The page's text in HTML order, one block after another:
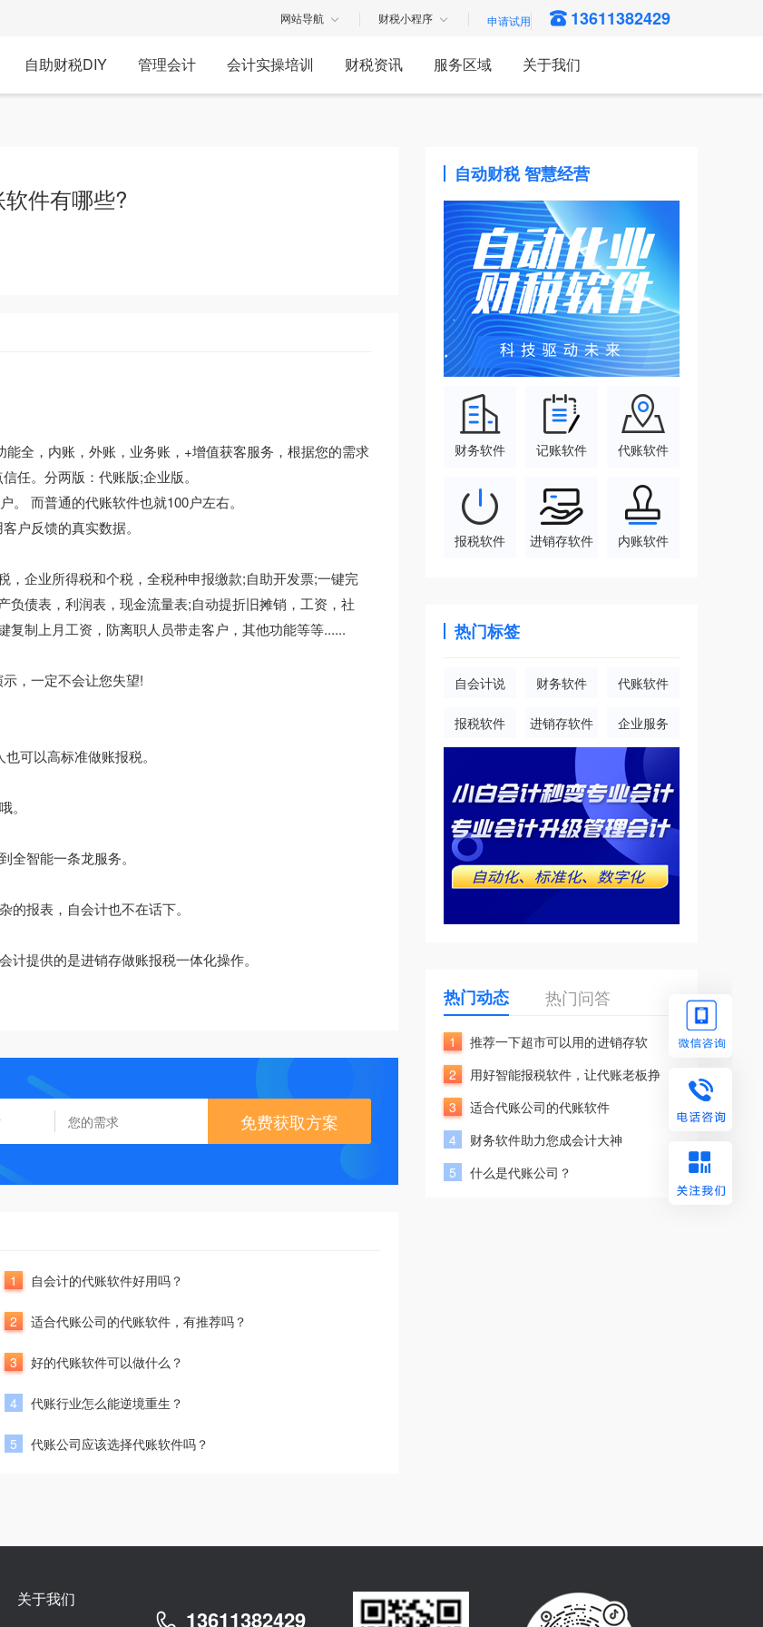
网站导航 财税小程序 13611382429
自助财税DIY 管理会计 会计实操培训 财税资讯 服务区域 关于我们
件有哪些?
全，内账，外账，业务账，+增值获客服务，根据您的需求
任。分两版：代账版;企业版。
而普通的代账软件也就100户左右。
户反馈的真实数据。
企业所得税和个税，全税种申报缴款;自助开发票;一键完
债表，利润表，现金流量表;自动提折旧摊销，工资，社
制上月工资，防离职人员带走客户，其他功能等等......
，一定不会让您失望!
可以高标准做账报税。
。
全智能一条龙服务。
的报表，自会计也不在话下。
计提供的是进销存做账报税一体化操作。
免费获取方案
1 自会计的代账软件好用吗？
2 适合代账公司的代账软件，有推荐吗？
3 好的代账软件可以做什么？
4 代账行业怎么能逆境重生？
5 代账公司应该选择代账软件吗？
自动财税 智慧经营
财务软件 记账软件 代账软件
报税软件 进销存软件 内账软件
热门标签
自会计说 财务软件 代账软件
报税软件 进销存软件 企业服务
热门动态 热门问答
1
推荐一下超市可以用的进销存软
2
用好智能报税软件，让代账老板挣
3
适合代账公司的代账软件
4
财务软件助力您成会计大神
5
什么是代账公司？
关于我们
13611382429